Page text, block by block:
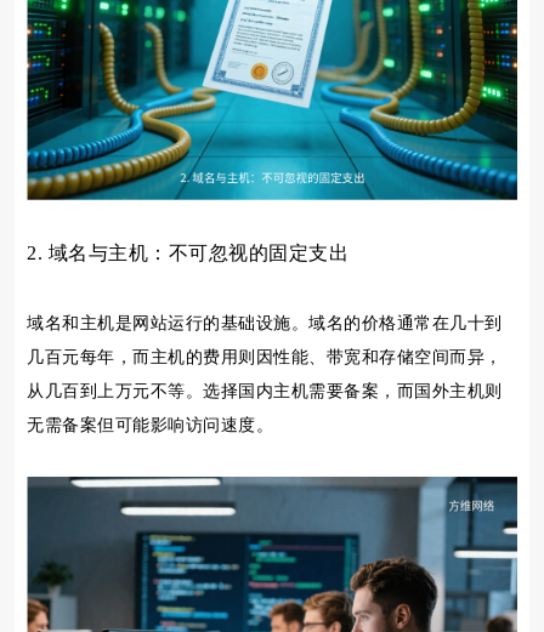
2. 域名与主机：不可忽视的固定支出
域名和主机是网站运行的基础设施。域名的价格通常在几十到
几百元每年，而主机的费用则因性能、带宽和存储空间而异，
从几百到上万元不等。选择国内主机需要备案，而国外主机则
无需备案但可能影响访问速度。